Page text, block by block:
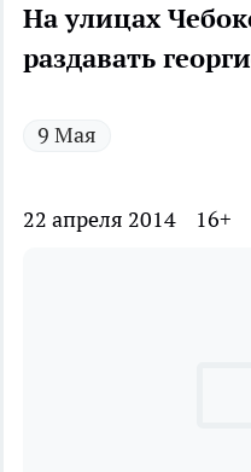
На улицах
раздавать
9 Мая
22 апреля 2014 16+